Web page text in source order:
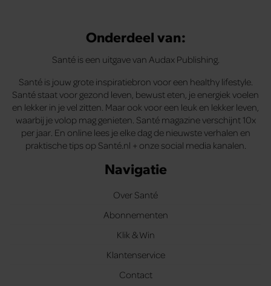
Onderdeel van:
Santé is een uitgave van Audax Publishing.
Santé is jouw grote inspiratiebron voor een healthy lifestyle.
Santé staat voor gezond leven, bewust eten, je energiek voelen
en lekker in je vel zitten. Maar ook voor een leuk en lekker leven,
waarbij je volop mag genieten. Santé magazine verschijnt 10x
per jaar. En online lees je elke dag de nieuwste verhalen en
praktische tips op Santé.nl + onze social media kanalen.
Navigatie
Over Santé
Abonnementen
Klik & Win
Klantenservice
Contact